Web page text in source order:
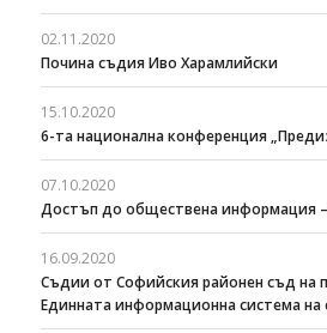
02.11.2020
Почина съдия Иво Харамлийски
15.10.2020
6-та национална конференция
07.10.2020
Достъп до обществена информация –
16.09.2020
Съдии от Софийския районен съд на
Единната информационна система